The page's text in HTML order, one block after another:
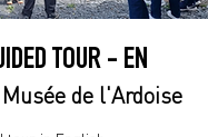
TOUR - EN
Musée de l'Ardoise